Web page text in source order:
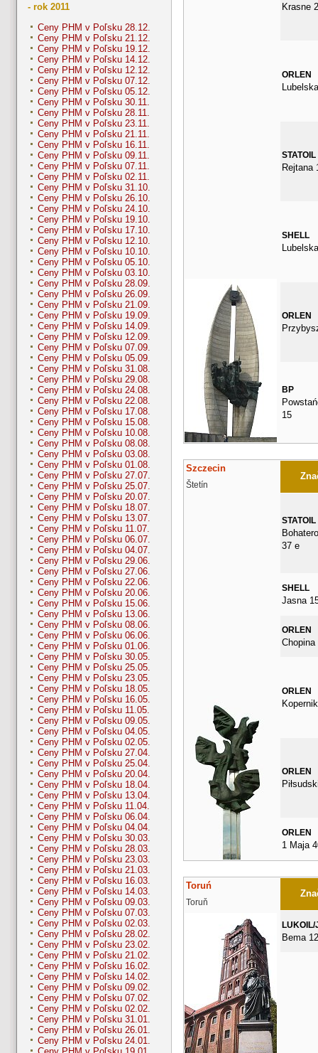
- rok 2011
Ceny PHM v Poľsku 28.12.
Ceny PHM v Poľsku 21.12.
Ceny PHM v Poľsku 19.12.
Ceny PHM v Poľsku 14.12.
Ceny PHM v Poľsku 12.12.
Ceny PHM v Poľsku 07.12.
Ceny PHM v Poľsku 05.12.
Ceny PHM v Poľsku 30.11.
Ceny PHM v Poľsku 28.11.
Ceny PHM v Poľsku 23.11.
Ceny PHM v Poľsku 21.11.
Ceny PHM v Poľsku 16.11.
Ceny PHM v Poľsku 09.11.
Ceny PHM v Poľsku 07.11.
Ceny PHM v Poľsku 02.11.
Ceny PHM v Poľsku 31.10.
Ceny PHM v Poľsku 26.10.
Ceny PHM v Poľsku 24.10.
Ceny PHM v Poľsku 19.10.
Ceny PHM v Poľsku 17.10.
Ceny PHM v Poľsku 12.10.
Ceny PHM v Poľsku 10.10.
Ceny PHM v Poľsku 05.10.
Ceny PHM v Poľsku 03.10.
Ceny PHM v Poľsku 28.09.
Ceny PHM v Poľsku 26.09.
Ceny PHM v Poľsku 21.09.
Ceny PHM v Poľsku 19.09.
Ceny PHM v Poľsku 14.09.
Ceny PHM v Poľsku 12.09.
Ceny PHM v Poľsku 07.09.
Ceny PHM v Poľsku 05.09.
Ceny PHM v Poľsku 31.08.
Ceny PHM v Poľsku 29.08.
Ceny PHM v Poľsku 24.08.
Ceny PHM v Poľsku 22.08.
Ceny PHM v Poľsku 17.08.
Ceny PHM v Poľsku 15.08.
Ceny PHM v Poľsku 10.08.
Ceny PHM v Poľsku 08.08.
Ceny PHM v Poľsku 03.08.
Ceny PHM v Poľsku 01.08.
Ceny PHM v Poľsku 27.07.
Ceny PHM v Poľsku 25.07.
Ceny PHM v Poľsku 20.07.
Ceny PHM v Poľsku 18.07.
Ceny PHM v Poľsku 13.07.
Ceny PHM v Poľsku 11.07.
Ceny PHM v Poľsku 06.07.
Ceny PHM v Poľsku 04.07.
Ceny PHM v Poľsku 29.06.
Ceny PHM v Poľsku 27.06.
Ceny PHM v Poľsku 22.06.
Ceny PHM v Poľsku 20.06.
Ceny PHM v Poľsku 15.06.
Ceny PHM v Poľsku 13.06.
Ceny PHM v Poľsku 08.06.
Ceny PHM v Poľsku 06.06.
Ceny PHM v Poľsku 01.06.
Ceny PHM v Poľsku 30.05.
Ceny PHM v Poľsku 25.05.
Ceny PHM v Poľsku 23.05.
Ceny PHM v Poľsku 18.05.
Ceny PHM v Poľsku 16.05.
Ceny PHM v Poľsku 11.05.
Ceny PHM v Poľsku 09.05.
Ceny PHM v Poľsku 04.05.
Ceny PHM v Poľsku 02.05.
Ceny PHM v Poľsku 27.04.
Ceny PHM v Poľsku 25.04.
Ceny PHM v Poľsku 20.04.
Ceny PHM v Poľsku 18.04.
Ceny PHM v Poľsku 13.04.
Ceny PHM v Poľsku 11.04.
Ceny PHM v Poľsku 06.04.
Ceny PHM v Poľsku 04.04.
Ceny PHM v Poľsku 30.03.
Ceny PHM v Poľsku 28.03.
Ceny PHM v Poľsku 23.03.
Ceny PHM v Poľsku 21.03.
Ceny PHM v Poľsku 16.03.
Ceny PHM v Poľsku 14.03.
Ceny PHM v Poľsku 09.03.
Ceny PHM v Poľsku 07.03.
Ceny PHM v Poľsku 02.03.
Ceny PHM v Poľsku 28.02.
Ceny PHM v Poľsku 23.02.
Ceny PHM v Poľsku 21.02.
Ceny PHM v Poľsku 16.02.
Ceny PHM v Poľsku 14.02.
Ceny PHM v Poľsku 09.02.
Ceny PHM v Poľsku 07.02.
Ceny PHM v Poľsku 02.02.
Ceny PHM v Poľsku 31.01.
Ceny PHM v Poľsku 26.01.
Ceny PHM v Poľsku 24.01.
Krasne
ORLEN
STATOIL
Rejtana
SHELL
ORLEN
BP
15
Szczecin
Štetín
STATOIL
37 e
SHELL
Jasna
ORLEN
Chopina
ORLEN
ORLEN
ORLEN
1 Maja
Toruń
Toruň
LUKOIL/
Bema